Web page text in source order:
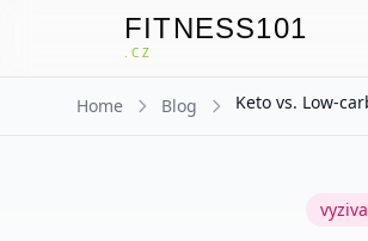
FITNESS101
.CZ
Home Blog
vyziva